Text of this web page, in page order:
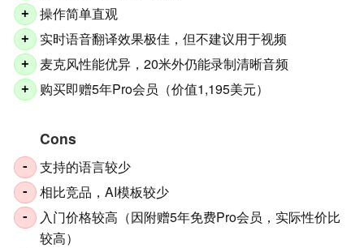
+ 操作简单直观
+ 实时语音翻译效果极佳，但不建议用于视频
+ 麦克风性能优异，20米外仍能录制清晰音频
+ 购买即赠5年Pro会员（价值1,195美元）
Cons
- 支持的语言较少
- 相比竞品，AI模板较少
-
入门价格较高（因附赠5年免费Pro会员，实际性价比
较高）